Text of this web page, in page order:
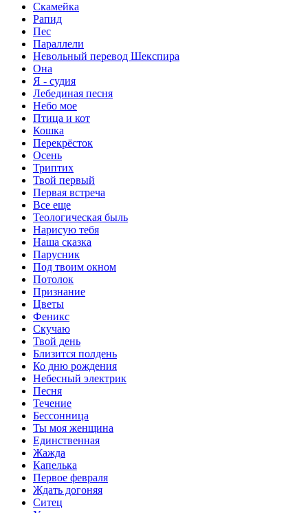
Скамейка
Рапид
Пес
Параллели
Невольный перевод Шекспира
Она
Я - судия
Лебединая песня
Небо мое
Птица и кот
Кошка
Перекрёсток
Осень
Триптих
Твой первый
Первая встреча
Все еще
Теологическая быль
Нарисую тебя
Наша сказка
Парусник
Под твоим окном
Потолок
Признание
Цветы
Феникс
Скучаю
Твой день
Близится полдень
Ко дню рождения
Небесный электрик
Песня
Течение
Бессонница
Ты моя женщина
Единственная
Жажда
Капелька
Первое февраля
Ждать догоняя
Ситец